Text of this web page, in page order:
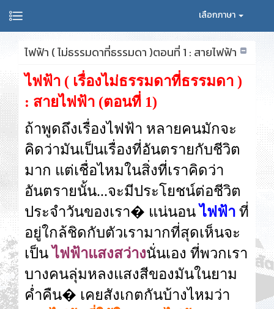
เลือกภาษา
ไฟฟ้า ( ไม่ธรรมดาที่ธรรมดา )ตอนที่ 1 : สายไฟฟ้า
ไฟฟ้า ( เรื่องไม่ธรรมดาที่ธรรมดา )
: สายไฟฟ้า (ตอนที่ 1)
ถ้าพูดถึงเรื่องไฟฟ้า หลายคนมักจะ
คิดว่ามันเป็นเรื่องที่อันตรายกับชีวิต
มาก แต่เชื่อไหมในสิ่งที่เราคิดว่า
อันตรายนั้น...จะมีประโยชน์ต่อชีวิต
ประจำวันของเรา� แน่นอนไฟฟ้า ที่
อยู่ใกล้ชิดกับตัวเรามากที่สุดเห็นจะ
เป็นไฟฟ้าแสงสว่างนั่นเอง ที่พวกเรา
บางคนลุ่มหลงแสงสีของมันในยาม
ค่ำคืน� เคยสังเกตกันบ้างไหมว่า